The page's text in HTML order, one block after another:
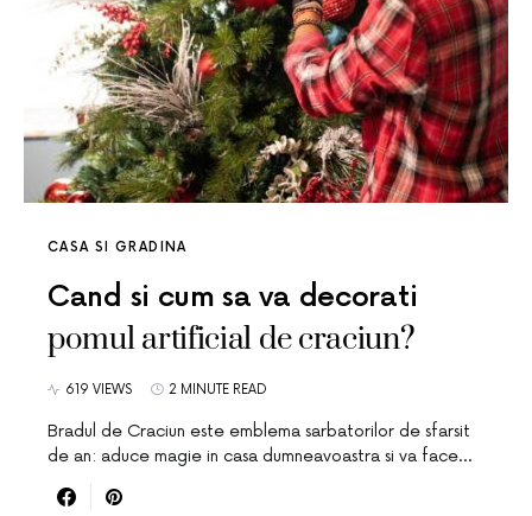
CASA SI GRADINA
Cand si cum sa va decorati
pomul artificial de craciun?
619 VIEWS 2 MINUTE READ
Bradul de Craciun este emblema sarbatorilor de sfarsit
de an: aduce magie in casa dumneavoastra si va face…